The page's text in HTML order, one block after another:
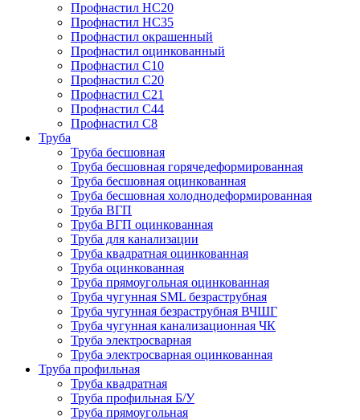
Профнастил НС20
Профнастил НС35
Профнастил окрашенный
Профнастил оцинкованный
Профнастил С10
Профнастил С20
Профнастил С21
Профнастил С44
Профнастил С8
Труба
Труба бесшовная
Труба бесшовная горячедеформированная
Труба бесшовная оцинкованная
Труба бесшовная холоднодеформированная
Труба ВГП
Труба ВГП оцинкованная
Труба для канализации
Труба квадратная оцинкованная
Труба оцинкованная
Труба прямоугольная оцинкованная
Труба чугунная SML безраструбная
Труба чугунная безраструбная ВЧШГ
Труба чугунная канализационная ЧК
Труба электросварная
Труба электросварная оцинкованная
Труба профильная
Труба квадратная
Труба профильная Б/У
Труба прямоугольная